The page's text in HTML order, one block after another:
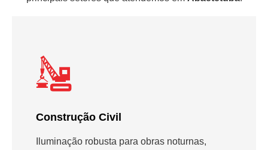
Construção Civil
Iluminação robusta para obras noturnas,